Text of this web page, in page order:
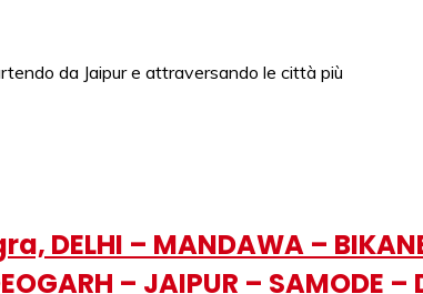
da Jaipur e attraversando le città più
– MANDAWA –
– JAIPUR – SAMODE –